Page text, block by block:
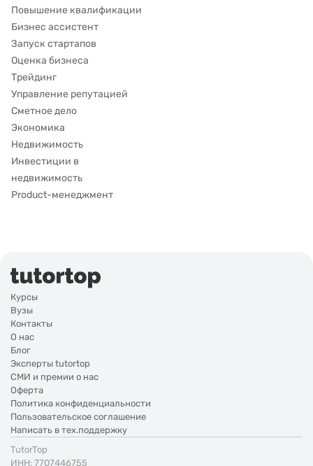
Повышение квалификации
Бизнес ассистент
Запуск стартапов
Оценка бизнеса
Трейдинг
Управление репутацией
Сметное дело
Экономика
Недвижимость
Инвестиции в
недвижимость
Product-менеджмент
Курсы
Вузы
Контакты
О нас
Блог
Эксперты tutortop
СМИ и премии о нас
Оферта
Политика конфиденциальности
Пользовательское соглашение
Написать в тех.поддержку
TutorTop
ИНН: 7707446755